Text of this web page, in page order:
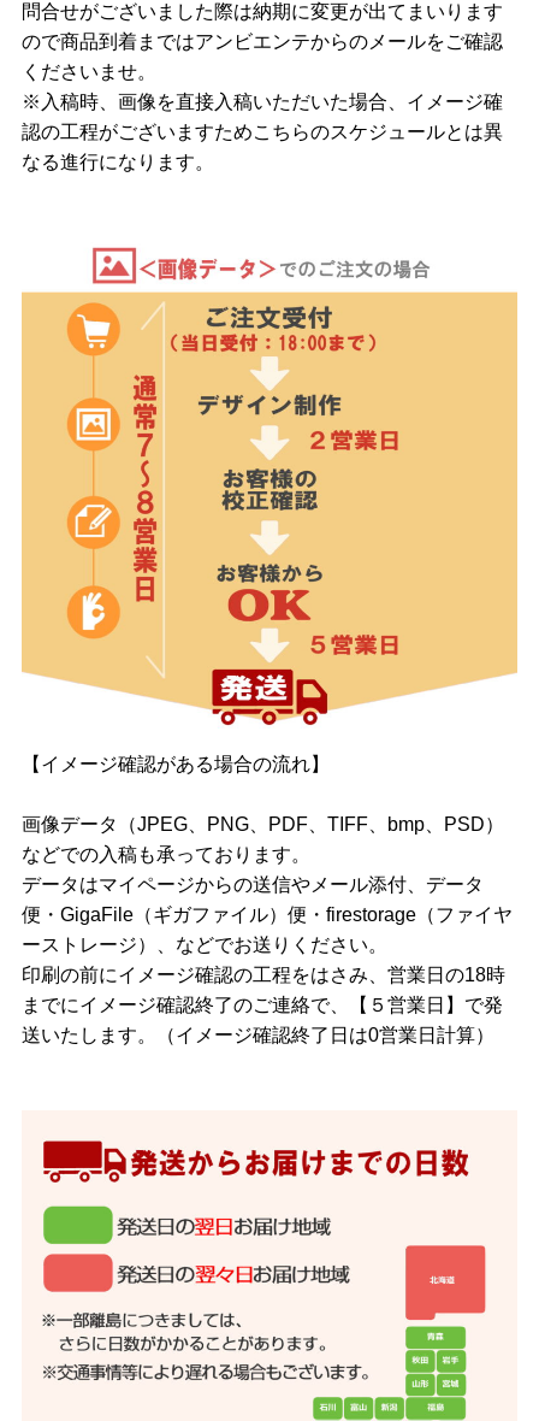
問合せがございました際は納期に変更が出てまいります
ので商品到着まではアンビエンテからのメールをご確認
くださいませ。
※入稿時、画像を直接入稿いただいた場合、イメージ確
認の工程がございますためこちらのスケジュールとは異
なる進行になります。
【イメージ確認がある場合の流れ】
画像データ（JPEG、PNG、PDF、TIFF、bmp、PSD）
などでの入稿も承っております。
データはマイページからの送信やメール添付、データ
便・GigaFile（ギガファイル）便・firestorage（ファイヤ
ーストレージ）、などでお送りください。
印刷の前にイメージ確認の工程をはさみ、営業日の18時
までにイメージ確認終了のご連絡で、【５営業日】で発
送いたします。（イメージ確認終了日は0営業日計算）